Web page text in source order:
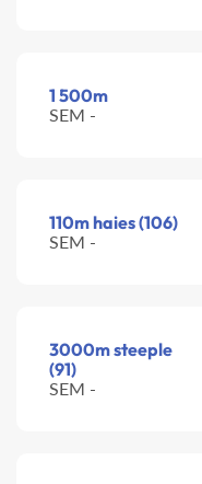
1 500m
SEM -
110m haies (106)
SEM -
3000m steeple
(91)
SEM -